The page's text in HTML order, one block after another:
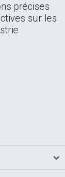
précises
sur les